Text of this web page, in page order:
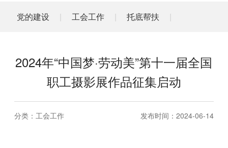
党的建设 | 工会工作 | 托底帮扶 |
2024年“中国梦·劳动美”第十一届全国
职工摄影展作品征集启动
发布时间：2024-06-14
分类：工会工作